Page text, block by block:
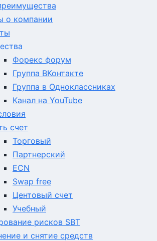
о компании
Форекс форум
Группа ВКонтакте
Группа в Одноклассниках
Канал на YouTube
счет
Торговый
Партнерский
ECN
Swap free
Центовый счет
Учебный
рисков SBT
и снятие средств